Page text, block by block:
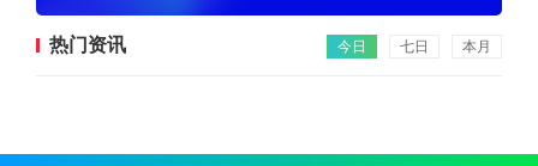
热门资讯 今日 七日 本月